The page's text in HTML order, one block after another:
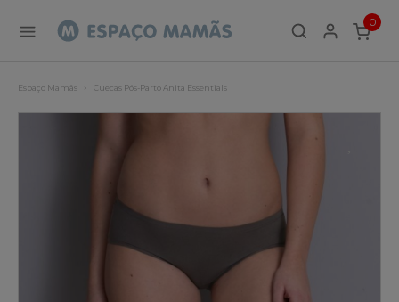
0
ITEMS
Espaço Mamãs Cuecas Pós-Parto Anita Essentials